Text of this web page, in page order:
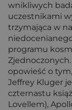
wnikliwych
uczestnikami
trzymająca w
programu
opowieść o
Jeffrey Kluger
czternastu
Lovellem),